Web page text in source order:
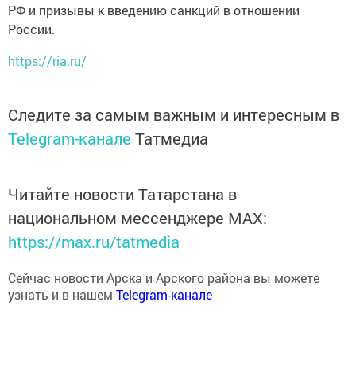
РФ и призывы к введению санкций в отношении
России.
https://ria.ru/
Следите за самым важным и интересным в
Telegram-канале Татмедиа
Читайте новости Татарстана в
национальном мессенджере MАХ:
https://max.ru/tatmedia
Сейчас новости Арска и Арского района вы можете
узнать и в нашем Telegram-канале